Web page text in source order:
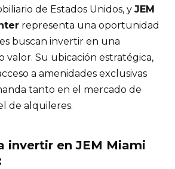
de Estados Unidos, y JEM
representa una oportunidad
buscan invertir en una
valor. Su ubicación estratégica,
a amenidades exclusivas
tanto en el mercado de
de alquileres.
invertir en JEM Miami